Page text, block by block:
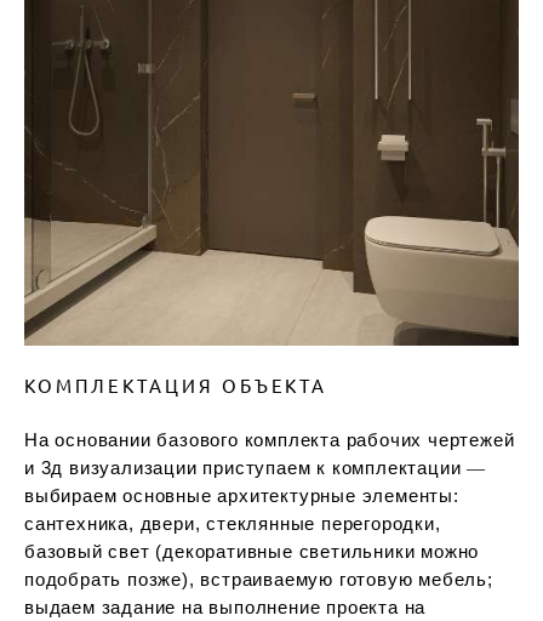
КОМПЛЕКТАЦИЯ ОБЪЕКТА
На основании базового комплекта рабочих чертежей
и 3д визуализации приступаем к комплектации ―
выбираем основные архитектурные элементы:
сантехника, двери, стеклянные перегородки,
базовый свет (декоративные светильники можно
подобрать позже), встраиваемую готовую мебель;
выдаем задание на выполнение проекта на